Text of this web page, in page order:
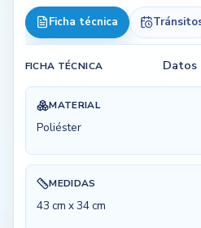
Ficha técnica
FICHA TÉCNICA Datos
MATERIAL
Poliéster
MEDIDAS
43 cm x 34 cm